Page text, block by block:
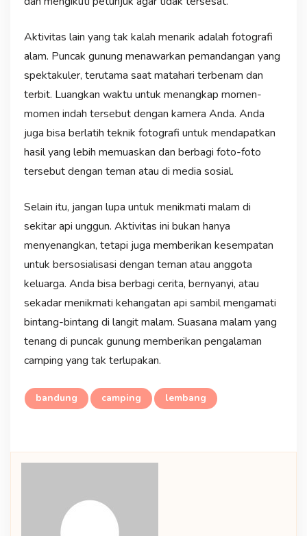
Aktivitas lain yang tak kalah menarik adalah fotografi
alam. Puncak gunung menawarkan pemandangan yang
spektakuler, terutama saat matahari terbenam dan
terbit. Luangkan waktu untuk menangkap momen-
momen indah tersebut dengan kamera Anda. Anda
juga bisa berlatih teknik fotografi untuk mendapatkan
hasil yang lebih memuaskan dan berbagi foto-foto
tersebut dengan teman atau di media sosial.
Selain itu, jangan lupa untuk menikmati malam di
sekitar api unggun. Aktivitas ini bukan hanya
menyenangkan, tetapi juga memberikan kesempatan
untuk bersosialisasi dengan teman atau anggota
keluarga. Anda bisa berbagi cerita, bernyanyi, atau
sekadar menikmati kehangatan api sambil mengamati
bintang-bintang di langit malam. Suasana malam yang
tenang di puncak gunung memberikan pengalaman
camping yang tak terlupakan.
bandung camping lembang